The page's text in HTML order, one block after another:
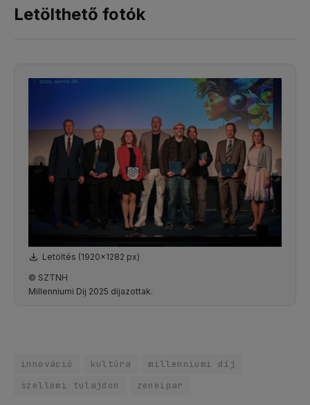
Letölthető fotók
Letöltés (1920x1282 px)
© SZTNH
Millenniumi Díj 2025 díjazottak.
innováció kultúra
millenniumi díj
szellemi tulajdon
zeneipar